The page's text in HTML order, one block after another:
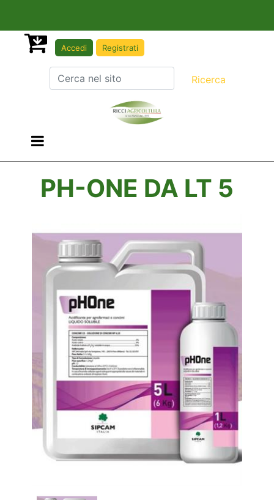
Accedi Registrati
Open menu
PH-ONE DA LT 5